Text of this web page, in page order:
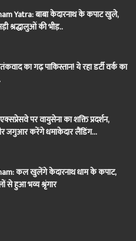
Yatra: बाबा केदारनाथ के कपाट खुले,
श्रद्धालुओं की भीड़..
का गढ़ पाकिस्तान! ये रहा डर्टी वर्क का
पर वायुसेना का शक्ति प्रदर्शन,
जगुआर करेंगे धमाकेदार लैंडिंग…
कल खुलेंगे केदारनाथ धाम के कपाट,
से हुआ भव्य श्रृंगार